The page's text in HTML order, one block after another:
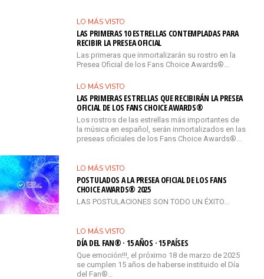
LO MÁS VISTO
LAS PRIMERAS 10 ESTRELLAS CONTEMPLADAS PARA
RECIBIR LA PRESEA OFICIAL
Las primeras que inmortalizarán su rostro en la
Presea Oficial de los Fans Choice Awards®…
LO MÁS VISTO
LAS PRIMERAS ESTRELLAS QUE RECIBIRÁN LA PRESEA
OFICIAL DE LOS FANS CHOICE AWARDS®
Los rostros de las estrellas más importantes de
la música en español, serán inmortalizados en las
preseas oficiales de los Fans Choice Awards®...
LO MÁS VISTO
POSTULADOS A LA PRESEA OFICIAL DE LOS FANS
CHOICE AWARDS® 2025
LAS POSTULACIONES SON TODO UN ÉXITO...
LO MÁS VISTO
DÍA DEL FAN® · 15 AÑOS · 15 PAÍSES
Que emoción!!!, el próximo 18 de marzo de 2025
se cumplen 15 años de haberse instituido el Día
del Fan®…